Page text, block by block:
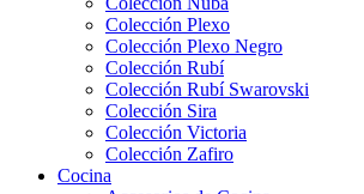
Colección Plexo
Colección Plexo Negro
Colección Rubí
Colección Rubí Swarovski
Colección Sira
Colección Victoria
Colección Zafiro
Cocina